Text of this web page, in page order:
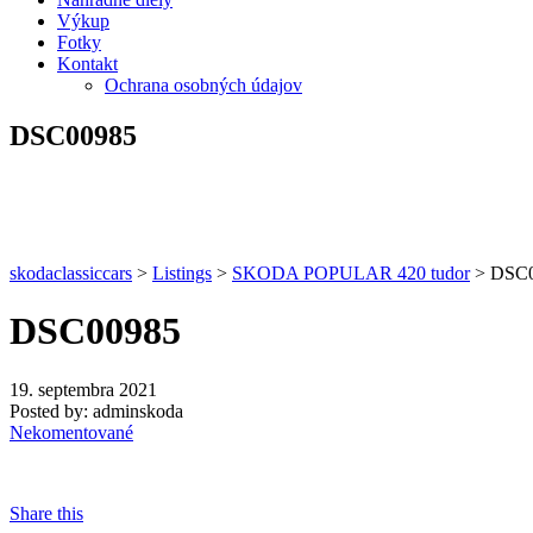
Výkup
Fotky
Kontakt
Ochrana osobných údajov
DSC00985
skodaclassiccars > Listings > SKODA POPULAR 420 tudor>
DSC00985
19. septembra 2021
Posted by: adminskoda
Nekomentované
Share this